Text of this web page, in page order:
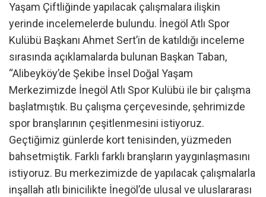
Yaşam Çiftliğinde yapılacak çalışmalara ilişkin
yerinde incelemelerde bulundu. İnegöl Atlı Spor
Kulübü Başkanı Ahmet Sert’in de katıldığı inceleme
sırasında açıklamalarda bulunan Başkan Taban,
“Alibeyköy’de Şekibe İnsel Doğal Yaşam
Merkezimizde İnegöl Atlı Spor Kulübü ile bir çalışma
başlatmıştık. Bu çalışma çerçevesinde, şehrimizde
spor branşlarının çeşitlenmesini istiyoruz.
Geçtiğimiz günlerde kort tenisinden, yüzmeden
bahsetmiştik. Farklı farklı branşların yaygınlaşmasını
istiyoruz. Bu merkezimizde de yapılacak çalışmalarla
inşallah atlı binicilikte İnegöl’de ulusal ve uluslararası